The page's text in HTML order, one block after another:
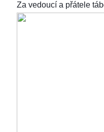
Za vedoucí a přátele